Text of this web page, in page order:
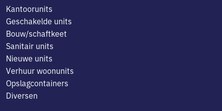
Kantoorunits
Geschakelde units
Bouw/schaftkeet
Sanitair units
Nieuwe units
Verhuur woonunits
Opslagcontainers
Diversen